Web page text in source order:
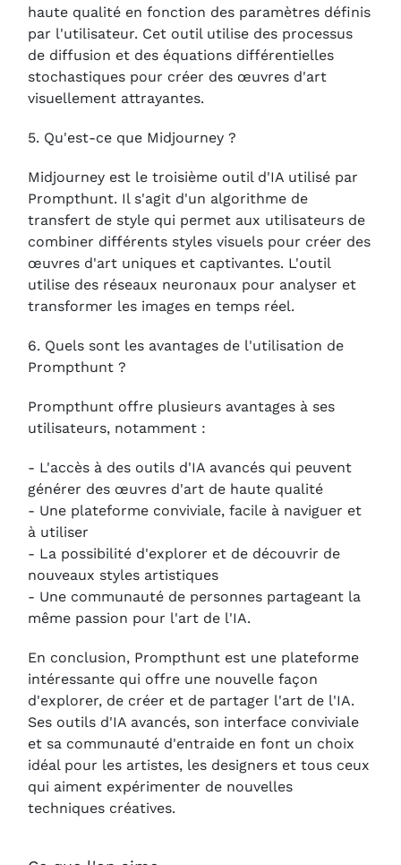
haute qualité en fonction des paramètres définis
par l'utilisateur. Cet outil utilise des processus
de diffusion et des équations différentielles
stochastiques pour créer des œuvres d'art
visuellement attrayantes.
5. Qu'est-ce que Midjourney ?
Midjourney est le troisième outil d'IA utilisé par
Prompthunt. Il s'agit d'un algorithme de
transfert de style qui permet aux utilisateurs de
combiner différents styles visuels pour créer des
œuvres d'art uniques et captivantes. L'outil
utilise des réseaux neuronaux pour analyser et
transformer les images en temps réel.
6. Quels sont les avantages de l'utilisation de
Prompthunt ?
Prompthunt offre plusieurs avantages à ses
utilisateurs, notamment :
- L'accès à des outils d'IA avancés qui peuvent
générer des œuvres d'art de haute qualité
- Une plateforme conviviale, facile à naviguer et
à utiliser
- La possibilité d'explorer et de découvrir de
nouveaux styles artistiques
- Une communauté de personnes partageant la
même passion pour l'art de l'IA.
En conclusion, Prompthunt est une plateforme
intéressante qui offre une nouvelle façon
d'explorer, de créer et de partager l'art de l'IA.
Ses outils d'IA avancés, son interface conviviale
et sa communauté d'entraide en font un choix
idéal pour les artistes, les designers et tous ceux
qui aiment expérimenter de nouvelles
techniques créatives.